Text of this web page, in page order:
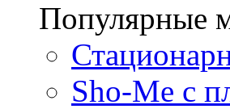
Популярные
Sho-Me с